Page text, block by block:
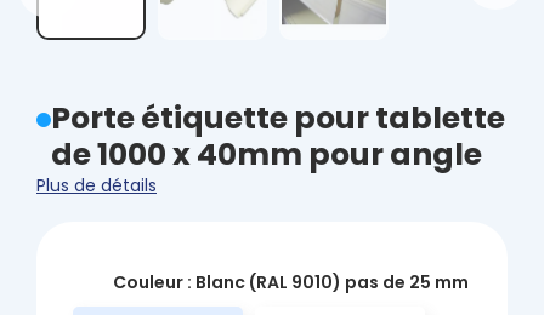
Porte étiquette pour tablette
de 1000 x 40mm pour angle
Plus de détails
Couleur : Blanc (RAL 9010) pas de 25 mm